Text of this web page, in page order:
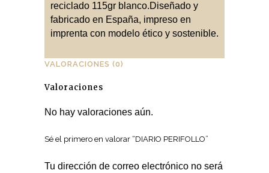
reciclado 115gr blanco.Diseñado y
fabricado en España, impreso en
imprenta con modelo ético y sostenible.
VALORACIONES (0)
Valoraciones
No hay valoraciones aún.
Sé el primero en valorar “DIARIO PERIFOLLO”
Tu dirección de correo electrónico no será